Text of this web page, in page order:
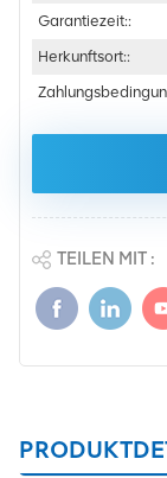
Garantiezeit::
Herkunftsort::
TEILEN MIT :